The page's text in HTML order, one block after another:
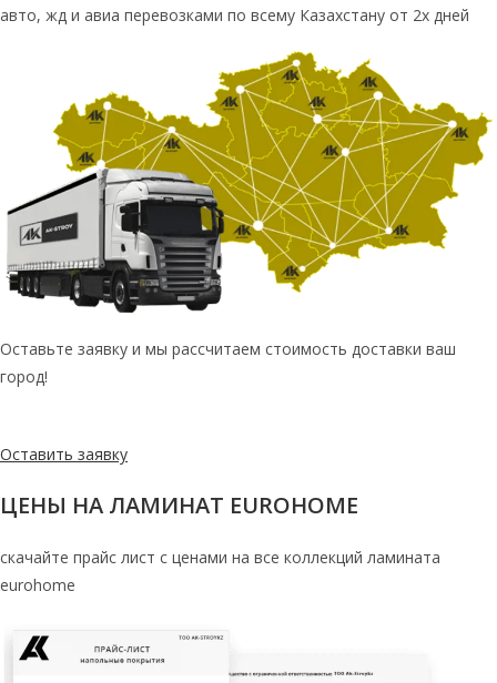
авто, жд и авиа перевозками по всему Казахстану от 2х дней
Оставьте заявку и мы рассчитаем стоимость доставки ваш
город!
Оставить заявку
ЦЕНЫ НА ЛАМИНАТ EUROHOME
скачайте прайс лист с ценами на все коллекций ламината
eurohome